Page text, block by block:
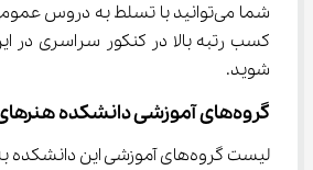
شما می‌توانید با تسلط به دروس
کسب رتبه بالا در کنکور سراسری در
شوید.
گروه‌‌های آموزشی دانشکده هنرهای دیجیتال
لیست گروه‌های آموزشی این دانشکده به شرح زیر است: